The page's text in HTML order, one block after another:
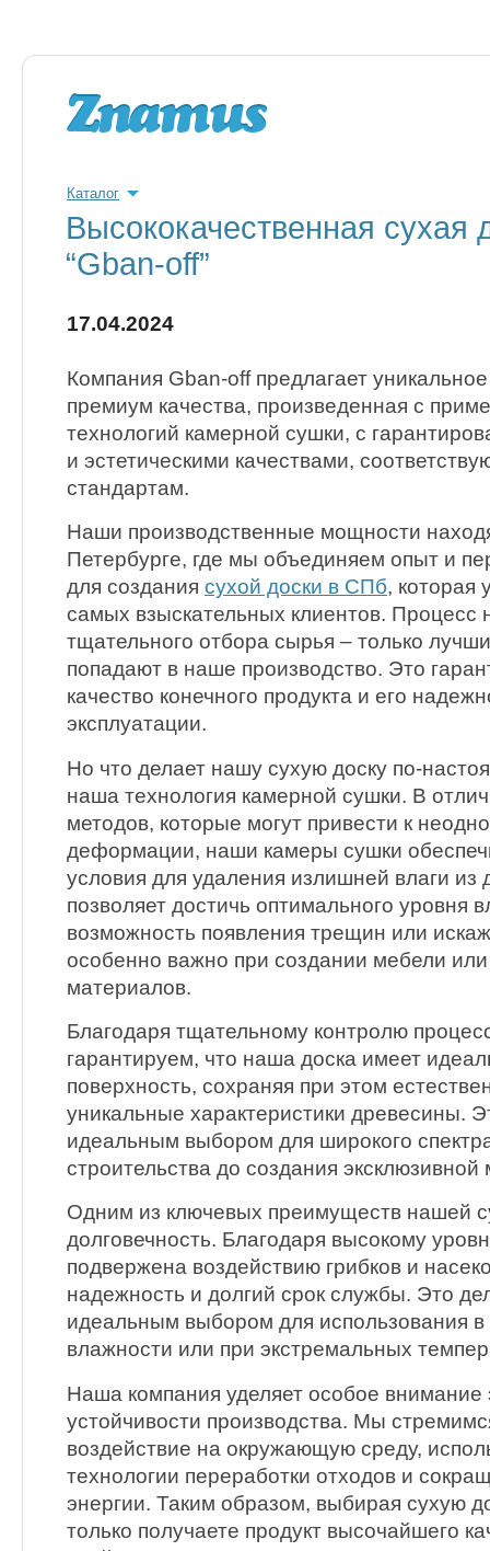
Каталог
Высококачественная сухая
“Gban-off”
17.04.2024
Компания Gban-off предлагает
премиум качества, произведенная с
технологий камерной сушки, с
и эстетическими качествами,
стандартам.
Наши производственные мощности
Петербурге, где мы объединяем опыт и
для создания сухой доски в СПб, которая
самых взыскательных клиентов. Процесс
тщательного отбора сырья – только
попадают в наше производство. Это
качество конечного продукта и его
эксплуатации.
Но что делает нашу сухую доску по-
наша технология камерной сушки. В
методов, которые могут привести к
деформации, наши камеры сушки
условия для удаления излишней влаги из
позволяет достичь оптимального уровня
возможность появления трещин или
особенно важно при создании мебели
материалов.
Благодаря тщательному контролю
гарантируем, что наша доска имеет
поверхность, сохраняя при этом
уникальные характеристики древесины.
идеальным выбором для широкого
строительства до создания эксклюзивной
Одним из ключевых преимуществ нашей
долговечность. Благодаря высокому
подвержена воздействию грибков и
надежность и долгий срок службы. Это
идеальным выбором для использования
влажности или при экстремальных
Наша компания уделяет особое внимание
устойчивости производства. Мы
воздействие на окружающую среду,
технологии переработки отходов и
энергии. Таким образом, выбирая сухую
только получаете продукт высочайшего